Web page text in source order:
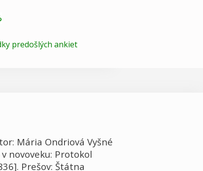
predošlých ankiet
Mária Ondriová Vyšné
v novoveku: Protokol
Prešov: Štátna